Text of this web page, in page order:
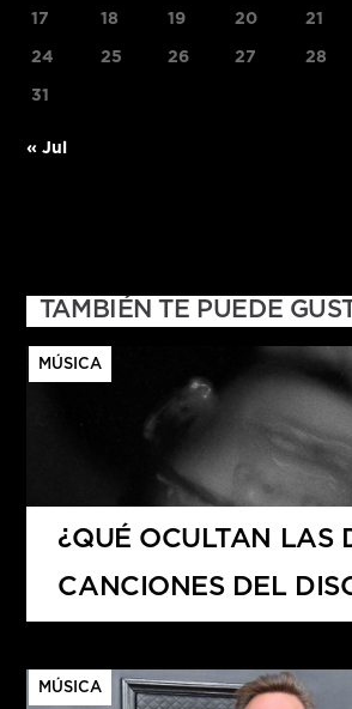
17 18 19 20 21
24 25 26 27 28
31
« Jul
TAMBIÉN TE PUEDE
MÚSICA
¿QUÉ OCULTAN LAS
CANCIONES DEL
MÚSICA